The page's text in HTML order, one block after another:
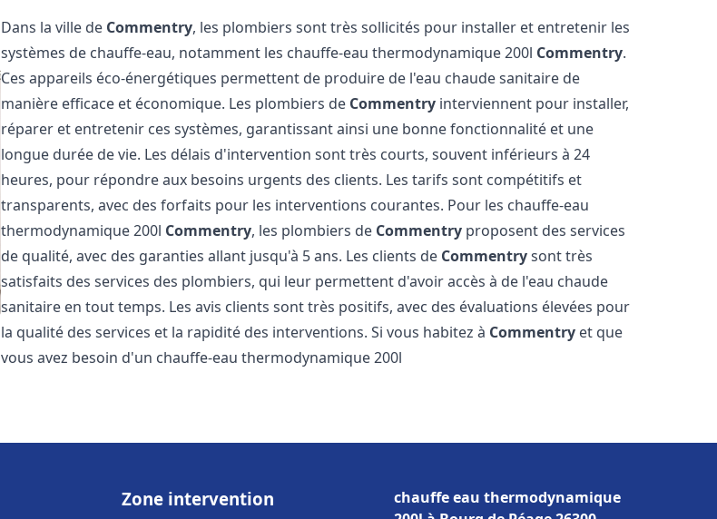
Dans la ville de Commentry, les plombiers sont très sollicités pour installer et entretenir les
systèmes de chauffe-eau, notamment les chauffe-eau thermodynamique 200l Commentry.
Ces appareils éco-énergétiques permettent de produire de l'eau chaude sanitaire de
manière efficace et économique. Les plombiers de Commentry interviennent pour installer,
réparer et entretenir ces systèmes, garantissant ainsi une bonne fonctionnalité et une
longue durée de vie. Les délais d'intervention sont très courts, souvent inférieurs à 24
heures, pour répondre aux besoins urgents des clients. Les tarifs sont compétitifs et
transparents, avec des forfaits pour les interventions courantes. Pour les chauffe-eau
thermodynamique 200l Commentry, les plombiers de Commentry proposent des services
de qualité, avec des garanties allant jusqu'à 5 ans. Les clients de Commentrysont très
satisfaits des services des plombiers, qui leur permettent d'avoir accès à de l'eau chaude
sanitaire en tout temps. Les avis clients sont très positifs, avec des évaluations élevées pour
la qualité des services et la rapidité des interventions. Si vous habitez à Commentry et que
vous avez besoin d'un chauffe-eau thermodynamique 200l
Zone intervention
chauffe eau thermodynamique